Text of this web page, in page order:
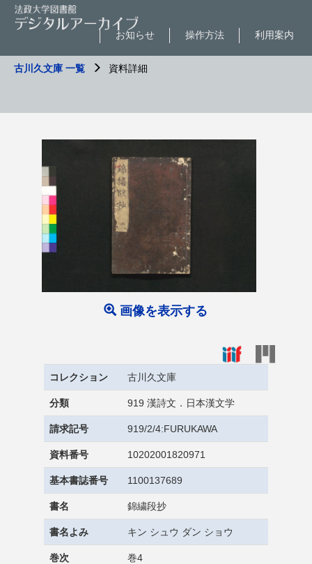
利用案内
操作方法
お知らせ
古川久文庫 一覧 資料詳細
画像を表示する
コレクション 古川久文庫
分類 919 漢詩文．日本漢文学
請求記号 919/2/4:FURUKAWA
資料番号 10202001820971
基本書誌番号 1100137689
書名 錦繍段抄
書名よみ キン シュウ ダン ショウ
巻次 巻4